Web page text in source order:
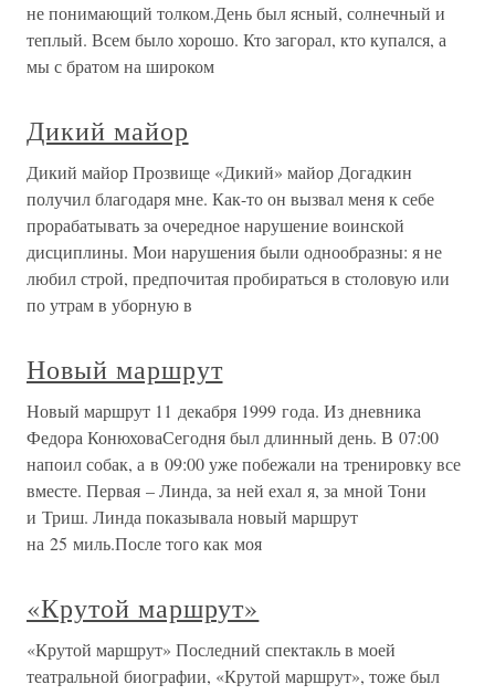
не понимающий толком.День был ясный, солнечный и
теплый. Всем было хорошо. Кто загорал, кто купался, а
мы с братом на широком
Дикий майор
Дикий майор Прозвище «Дикий» майор Догадкин
получил благодаря мне. Как-то он вызвал меня к себе
прорабатывать за очередное нарушение воинской
дисциплины. Мои нарушения были однообразны: я не
любил строй, предпочитая пробираться в столовую или
по утрам в уборную в
Новый маршрут
Новый маршрут 11 декабря 1999 года. Из дневника
Федора КонюховаСегодня был длинный день. В 07:00
напоил собак, а в 09:00 уже побежали на тренировку все
вместе. Первая – Линда, за ней ехал я, за мной Тони
и Триш. Линда показывала новый маршрут
на 25 миль.После того как моя
«Крутой маршрут»
«Крутой маршрут» Последний спектакль в моей
театральной биографии, «Крутой маршрут», тоже был